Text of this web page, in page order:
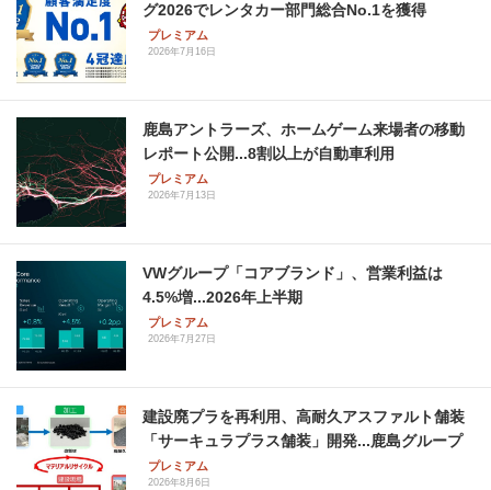
グ2026でレンタカー部門総合No.1を獲得
プレミアム
2026年7月16日
鹿島アントラーズ、ホームゲーム来場者の移動
レポート公開...8割以上が自動車利用
プレミアム
2026年7月13日
VWグループ「コアブランド」、営業利益は
4.5%増...2026年上半期
プレミアム
2026年7月27日
建設廃プラを再利用、高耐久アスファルト舗装
「サーキュラプラス舗装」開発...鹿島グループ
プレミアム
2026年8月6日